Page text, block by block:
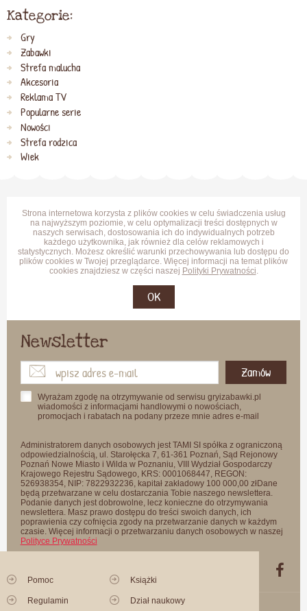
Kategorie:
Gry
Zabawki
Strefa malucha
Akcesoria
Reklama TV
Popularne serie
Nowości
Strefa rodzica
Wiek
Strona internetowa korzysta z plików cookies w celu świadczenia usług
na najwyższym poziomie, w celu optymalizacji treści dostępnych w
naszych serwisach, dostosowania ich do indywidualnych potrzeb
każdego użytkownika, jak również dla celów reklamowych i
statystycznych. Możesz określić warunki przechowywania lub dostępu do
plików cookies w Twojej przeglądarce. Więcej informacji na temat plików
cookies znajdziesz w części naszej Polityki Prywatności
OK
Newsletter
Zamów
Wyrażam zgodę na otrzymywanie od serwisu gryizabawki.pl
wiadomości z informacjami handlowymi o nowościach,
promocjach i rabatach na podany przeze mnie adres e-mail
Administratorem danych osobowych jest TAMI SI spółka z ograniczoną
odpowiedzialnością, ul. Starołęcka 7, 61-361 Poznań, Sąd Rejonowy
Poznań Nowe Miasto i Wilda w Poznaniu, VIII Wydział Gospodarczy
Krajowego Rejestru Sądowego, KRS: 0001068447, REGON:
526938354, NIP: 7822932236, kapitał zakładowy 100 000,00 złDane
będą przetwarzane w celu dostarczania Tobie naszego newslettera.
Podanie danych jest dobrowolne, lecz konieczne do otrzymywania
newslettera. Masz prawo dostępu do treści swoich danych, ich
poprawienia czy cofnięcia zgody na przetwarzanie danych w każdym
czasie. Więcej informacji o przetwarzaniu danych osobowych w naszej
Polityce Prywatności
Pomoc
Regulamin
Książki
Dział naukowy